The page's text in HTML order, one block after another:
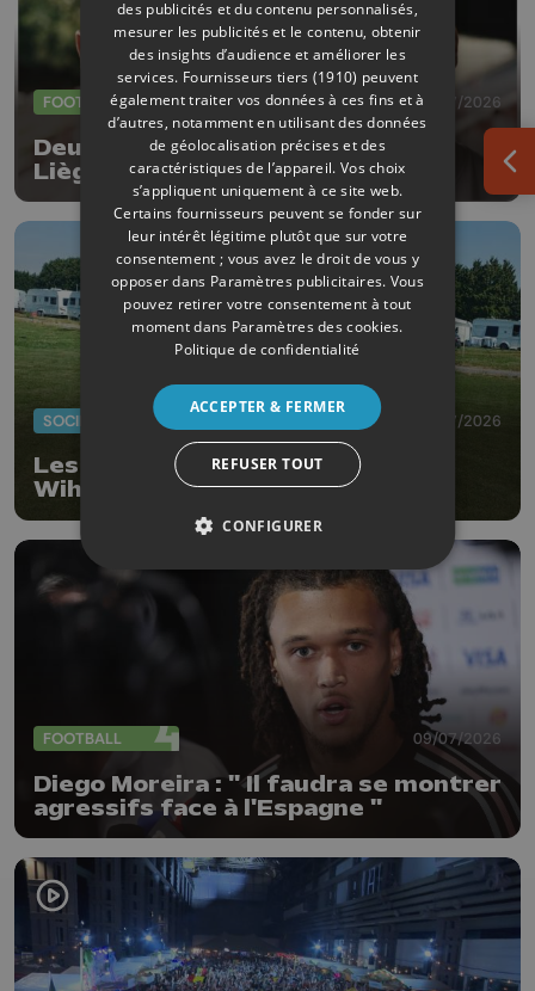
FOOTBALL 23/07/2026
Deux nouvelles arrivées au RFC
Liège
SOCIÉTÉ 20/07/2026
Les gens du voyage ont quitté
Wihogne
FOOTBALL 09/07/2026
Diego Moreira : " Il faudra se montrer
agressifs face à l'Espagne "
des publicités et du contenu personnalisés,
mesurer les publicités et le contenu, obtenir
des insights d’audience et améliorer les
services. Fournisseurs tiers (1910) peuvent
également traiter vos données à ces fins et à
d’autres, notamment en utilisant des données
de géolocalisation précises et des
caractéristiques de l’appareil. Vos choix
s’appliquent uniquement à ce site web.
Certains fournisseurs peuvent se fonder sur
leur intérêt légitime plutôt que sur votre
consentement ; vous avez le droit de vous y
opposer dans Paramètres publicitaires. Vous
pouvez retirer votre consentement à tout
moment dans Paramètres des cookies.
Politique de confidentialité
ACCEPTER & FERMER
REFUSER TOUT
CONFIGURER